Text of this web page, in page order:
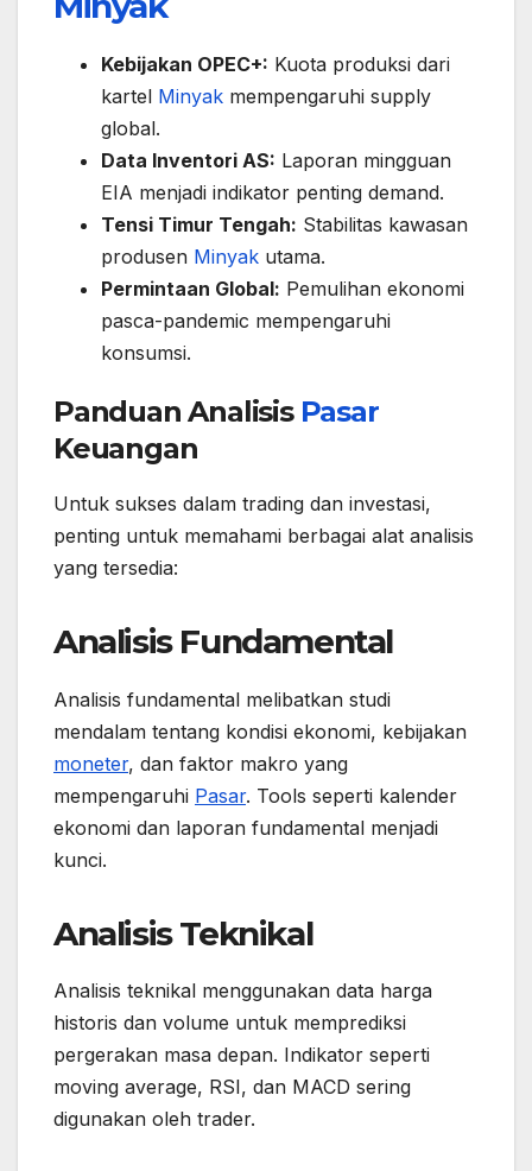
Kebijakan OPEC+: Kuota produksi dari
kartel Minyak mempengaruhi supply
global.
Data Inventori AS: Laporan mingguan
EIA menjadi indikator penting demand.
Tensi Timur Tengah: Stabilitas kawasan
produsen Minyak utama.
Permintaan Global: Pemulihan ekonomi
pasca-pandemic mempengaruhi
konsumsi.
Panduan Analisis Pasar
Keuangan
Untuk sukses dalam trading dan investasi,
penting untuk memahami berbagai alat analisis
yang tersedia:
Analisis Fundamental
Analisis fundamental melibatkan studi
mendalam tentang kondisi ekonomi, kebijakan
moneter, dan faktor makro yang
mempengaruhi Pasar. Tools seperti kalender
ekonomi dan laporan fundamental menjadi
kunci.
Analisis Teknikal
Analisis teknikal menggunakan data harga
historis dan volume untuk memprediksi
pergerakan masa depan. Indikator seperti
moving average, RSI, dan MACD sering
digunakan oleh trader.